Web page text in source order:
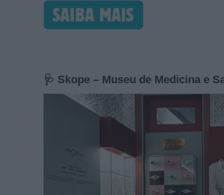
🩺 Skope – Museu de Medicina e